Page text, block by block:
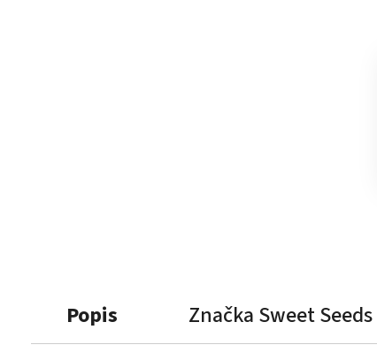
Popis Značka Sweet Seeds